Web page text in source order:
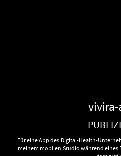
Für eine App des Digital-Health-
meinem mobilen Studio während